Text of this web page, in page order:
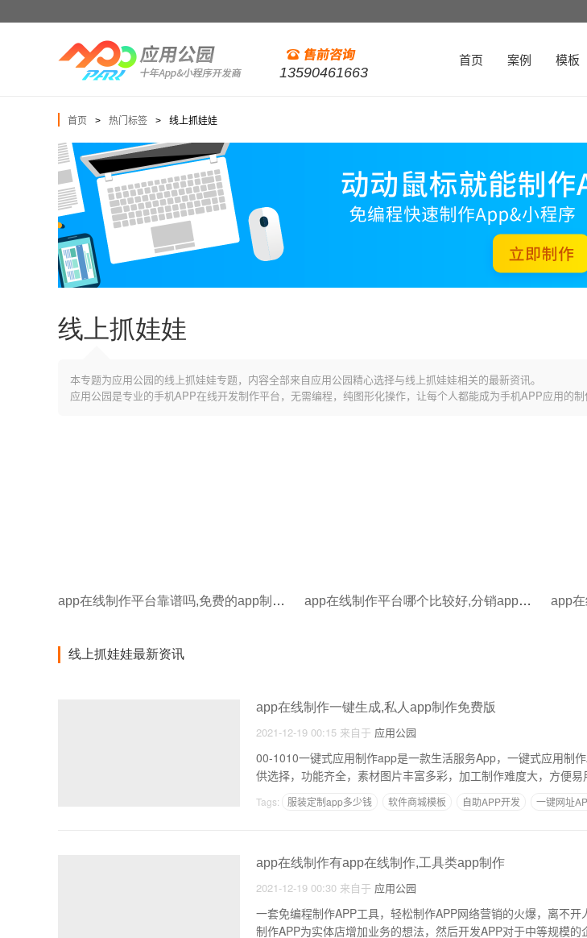
13590461663
首页 案例 模板
首页 > 热门标签 > 线上抓娃娃
线上抓娃娃
本专题为应用公园的线上抓娃娃专题，内容全部来自应用公园精心选择与线上抓娃娃相关的最新资讯。
应用公园是专业的手机APP在线开发制作平台，无需编程，纯图形化操作，让每个人都能成为手机APP应用的制
app在线制作平台靠谱吗,免费的app制作平台哪个靠谱 app在线制作平台哪个比较好,分销app平台制作平台哪个好 app
线上抓娃娃最新资讯
app在线制作一键生成,私人app制作免费版
2021-12-19 00:15 来自于 应用公园
00-1010一键式应用制作app是一款生活服务App，一键式应用制
Tags: 服装定制app多少钱 软件商城模板 自助APP开发 一键网址
app在线制作有app在线制作,工具类app制作
2021-12-19 00:30 来自于 应用公园
一套免编程制作APP工具，轻松制作APP网络营销的火爆，离不
制作APP为实体店增加业务的想法，然后开发APP对于中等规模